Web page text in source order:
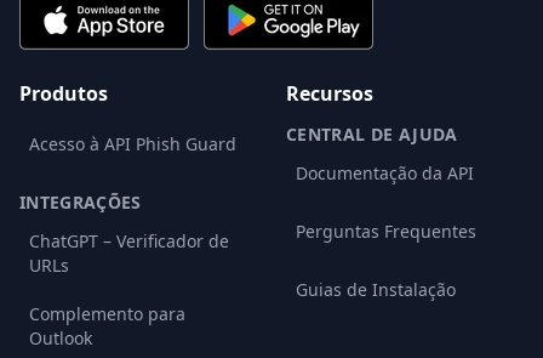
Produtos
Acesso à API Phish Guard
INTEGRAÇÕES
ChatGPT – Verificador de
URLs
Complemento para
Outlook
Recursos
CENTRAL DE AJUDA
Documentação da API
Perguntas Frequentes
Guias de Instalação